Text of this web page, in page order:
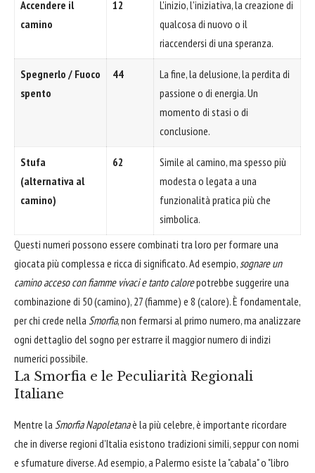
Accendere il
camino
12
L'inizio, l'iniziativa, la creazione di
qualcosa di nuovo o il
riaccendersi di una speranza.
Spegnerlo / Fuoco
spento
44
La fine, la delusione, la perdita di
passione o di energia. Un
momento di stasi o di
conclusione.
Stufa
(alternativa al
camino)
62
Simile al camino, ma spesso più
modesta o legata a una
funzionalità pratica più che
simbolica.
Questi numeri possono essere combinati tra loro per formare una
giocata più complessa e ricca di significato. Ad esempio, sognare un
camino acceso con fiamme vivaci e tanto calorepotrebbe suggerire una
combinazione di 50 (camino), 27 (fiamme) e 8 (calore). È fondamentale,
per chi crede nella Smorfia, non fermarsi al primo numero, ma analizzare
ogni dettaglio del sogno per estrarre il maggior numero di indizi
numerici possibile.
La Smorfia e le Peculiarità Regionali
Italiane
Mentre la Smorfia Napoletanaè la più celebre, è importante ricordare
che in diverse regioni d'Italia esistono tradizioni simili, seppur con nomi
e sfumature diverse. Ad esempio, a Palermo esiste la "cabala" o "libro